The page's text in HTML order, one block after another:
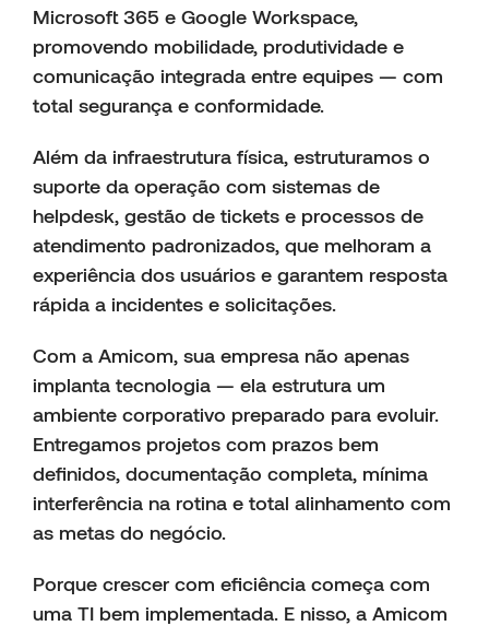
Microsoft 365 e Google Workspace,
promovendo mobilidade, produtividade e
comunicação integrada entre equipes — com
total segurança e conformidade.
Além da infraestrutura física, estruturamos o
suporte da operação com sistemas de
helpdesk, gestão de tickets e processos de
atendimento padronizados, que melhoram a
experiência dos usuários e garantem resposta
rápida a incidentes e solicitações.
Com a Amicom, sua empresa não apenas
implanta tecnologia — ela estrutura um
ambiente corporativo preparado para evoluir.
Entregamos projetos com prazos bem
definidos, documentação completa, mínima
interferência na rotina e total alinhamento com
as metas do negócio.
Porque crescer com eficiência começa com
uma TI bem implementada. E nisso, a Amicom